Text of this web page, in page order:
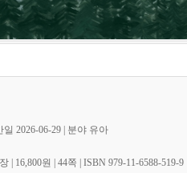
2026-06-29 | 분야 유아
| 16,800원 | 44쪽 | ISBN 979-11-6588-519-9